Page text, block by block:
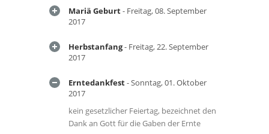
Mariä Geburt- Freitag, 08. September
2017
Herbstanfang- Freitag, 22. September
2017
Erntedankfest- Sonntag, 01. Oktober
2017
kein gesetzlicher Feiertag, bezeichnet den
Dank an Gott für die Gaben der Ernte